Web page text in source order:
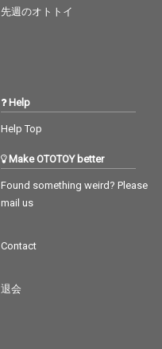
先週のオトトイ
Help
Help Top
Make OTOTOY better
Found something weird? Please
mail us
Contact
退会